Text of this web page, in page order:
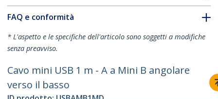
FAQ e conformità
* L'aspetto e le specifiche dell'articolo sono soggetti a modifiche
senza preavviso.
Cavo mini USB 1 m - A a Mini B angolare
verso il basso